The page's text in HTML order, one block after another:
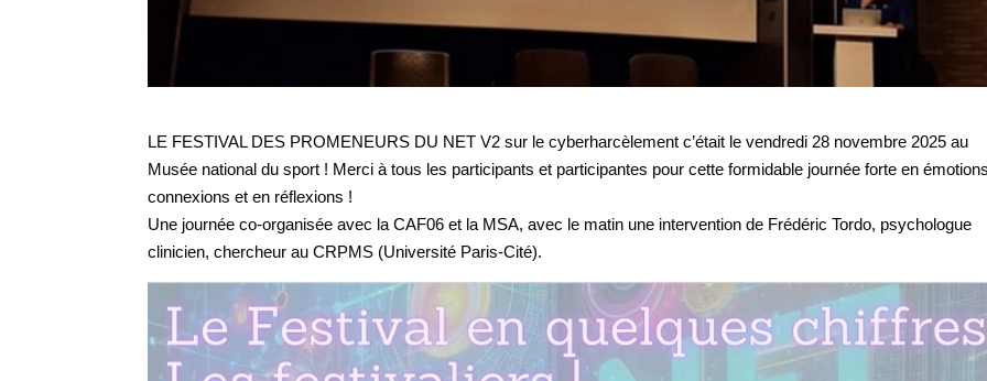
LE FESTIVAL DES PROMENEURS DU NET V2 sur le cyberharcèlement c’était le vendredi 28 novembre 2025 au
Musée national du sport ! Merci à tous les participants et participantes pour cette formidable journée forte en
connexions et en réflexions !
Une journée co-organisée avec la CAF06 et la MSA, avec le matin une intervention de Frédéric Tordo, psychologue
clinicien, chercheur au CRPMS (Université Paris-Cité).